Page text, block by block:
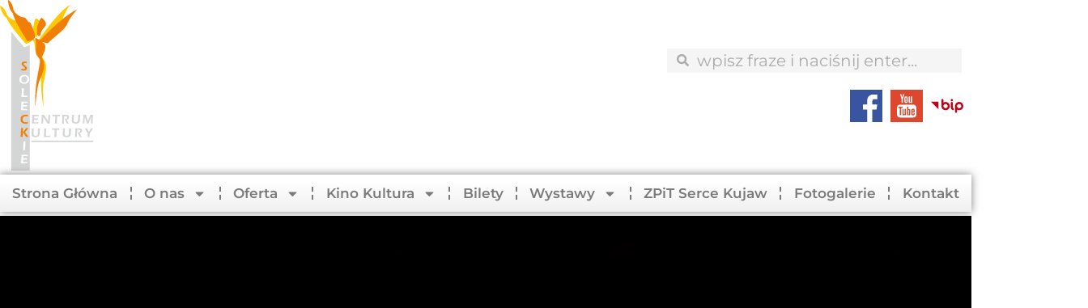
Strona Główna O nas Oferta Kino Kultura Bilety Wystawy ZPiT Serce Kujaw Fotogalerie Kontakt